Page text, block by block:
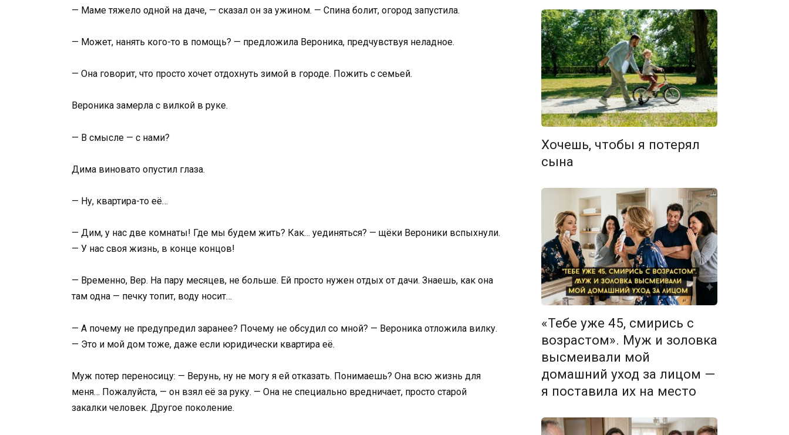
— Маме тяжело одной на даче, — сказал он за ужином. — Спина болит, огород запустила.
— Может, нанять кого-то в помощь? — предложила Вероника, предчувствуя неладное.
— Она говорит, что просто хочет отдохнуть зимой в городе. Пожить с семьей.
Вероника замерла с вилкой в руке.
— В смысле — с нами?
Дима виновато опустил глаза.
— Ну, квартира-то её…
— Дим, у нас две комнаты! Где мы будем жить? Как… уединяться? — щёки Вероники вспыхнули.
— У нас своя жизнь, в конце концов!
— Временно, Вер. На пару месяцев, не больше. Ей просто нужен отдых от дачи. Знаешь, как она
там одна — печку топит, воду носит…
— А почему не предупредил заранее? Почему не обсудил со мной? — Вероника отложила вилку.
— Это и мой дом тоже, даже если юридически квартира её.
Муж потер переносицу: — Верунь, ну не могу я ей отказать. Понимаешь? Она всю жизнь для
меня… Пожалуйста, — он взял её за руку. — Она не специально вредничает, просто старой
закалки человек. Другое поколение.
Хочешь, чтобы я потерял
сына
«Тебе уже 45, смирись с
возрастом». Муж и золовка
высмеивали мой
домашний уход за лицом —
я поставила их на место